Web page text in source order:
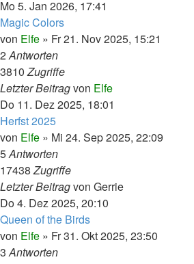
Mo 5. Jan 2026, 17:41
Magic Colors
von Elfe » Fr 21. Nov 2025, 15:21
2Antworten
3810Zugriffe
Letzter Beitragvon Elfe
Do 11. Dez 2025, 18:01
Herfst 2025
von Elfe » Mi 24. Sep 2025, 22:09
5Antworten
17438Zugriffe
Letzter Beitragvon Gerrie
Do 4. Dez 2025, 20:10
Queen of the Birds
von Elfe » Fr 31. Okt 2025, 23:50
3Antworten